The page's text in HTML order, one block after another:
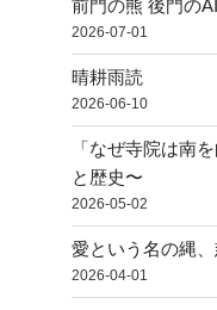
前門の熊 後門のAI
2026-07-01
晴耕雨読
2026-06-10
「なぜ寺院は南
と歴史〜
2026-05-02
愛という名の縄
2026-04-01